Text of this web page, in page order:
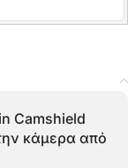
Camshield
κάμερα από